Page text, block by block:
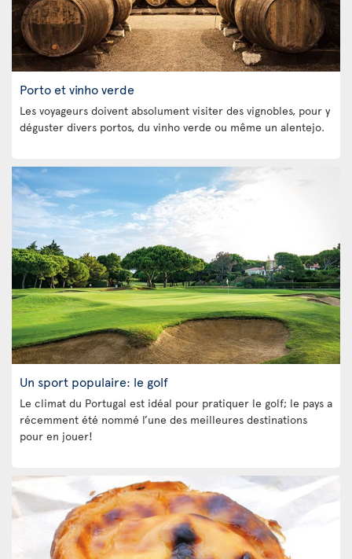
Porto et vinho verde
Les voyageurs doivent absolument visiter des vignobles, pour y
déguster divers portos, du vinho verde ou même un alentejo.
Un sport populaire: le golf
Le climat du Portugal est idéal pour pratiquer le golf; le pays a
récemment été nommé l’une des meilleures destinations
pour en jouer!